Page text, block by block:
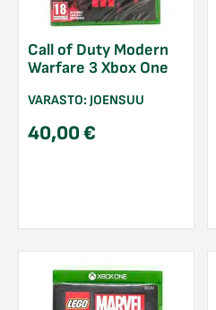
Call of Duty Modern
Warfare 3 Xbox One
VARASTO: JOENSUU
40,00€